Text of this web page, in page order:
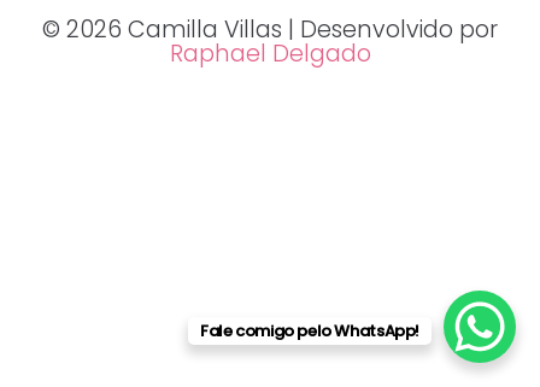
© 2026 Camilla Villas | Desenvolvido por
Raphael Delgado
Fale comigo pelo WhatsApp!